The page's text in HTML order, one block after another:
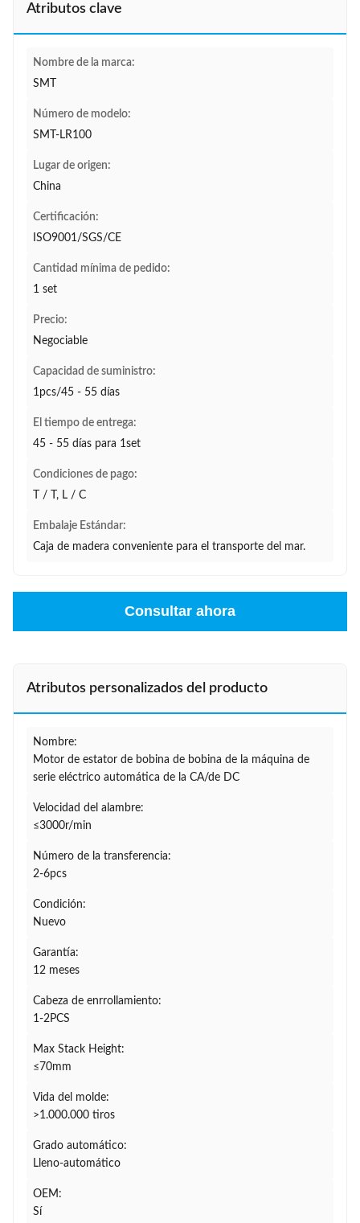
Atributos clave
Nombre de la marca:
SMT
Número de modelo:
SMT-LR100
Lugar de origen:
China
Certificación:
ISO9001/SGS/CE
Cantidad mínima de pedido:
1 set
Precio:
Negociable
Capacidad de suministro:
1pcs/45 - 55 días
El tiempo de entrega:
45 - 55 días para 1set
Condiciones de pago:
T / T, L / C
Embalaje Estándar:
Caja de madera conveniente para el transporte del mar.
Consultar ahora
Atributos personalizados del producto
Nombre:
Motor de estator de bobina de bobina de la máquina de
serie eléctrico automática de la CA/de DC
Velocidad del alambre:
≤3000r/min
Número de la transferencia:
2-6pcs
Condición:
Nuevo
Garantía:
12 meses
Cabeza de enrrollamiento:
1-2PCS
Max Stack Height:
≤70mm
Vida del molde:
>1.000.000 tiros
Grado automático:
Lleno-automático
OEM:
Sí